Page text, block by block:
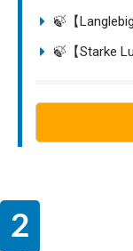
🍃【
🍃【Starke